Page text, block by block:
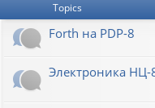
Topics
Forth на PDP-8
Электроника НЦ-